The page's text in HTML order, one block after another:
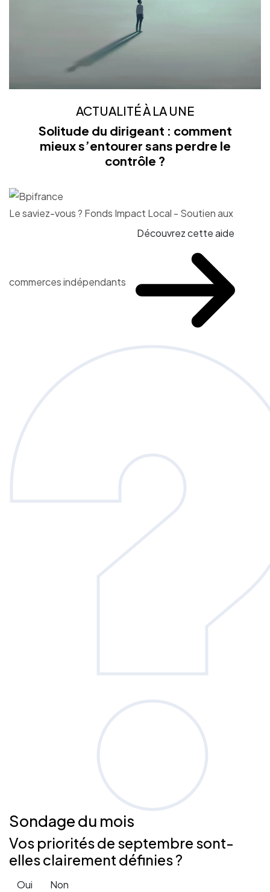
ACTUALITÉ À LA UNE
Solitude du dirigeant : comment
mieux s’entourer sans perdre le
contrôle ?
Le saviez-vous ? Fonds Impact Local - Soutien aux
commerces indépendants
Découvrez cette aide
Sondagedu mois
Vos priorités de septembre sont-
elles clairement définies ?
Oui
Non